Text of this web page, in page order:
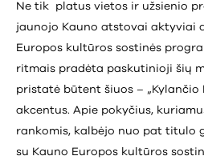
Ne tik platus vietos ir užsienio
jaunojo Kauno atstovai aktyviai
Europos kultūros sostinės
ritmais pradėta paskutinioji šių
pristatė būtent šiuos – „Kylančio
akcentus. Apie pokyčius,
rankomis, kalbėjo nuo pat titulo
su Kauno Europos kultūros